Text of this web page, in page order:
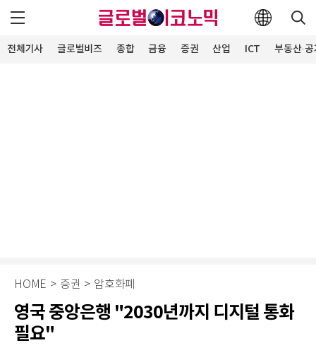
전체기사 글로벌비즈 종합 금융 증권 산업 ICT 부동산·
HOME > 증권 > 암호화폐
영국 중앙은행 "2030년까지 디지털 통화
필요"